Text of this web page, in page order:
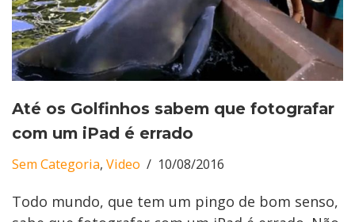
Até os Golfinhos sabem que fotografar
com um iPad é errado
Sem Categoria, Video 10/08/2016
Todo mundo, que tem um pingo de bom senso,